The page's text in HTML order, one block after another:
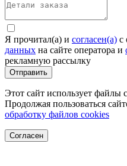
Я прочитал(а) и согласен(а) c
данных на сайте оператора и
рекламную рассылку
Отправить
Этот сайт использует файлы
Продолжая пользоваться
обработку файлов cookies
Согласен